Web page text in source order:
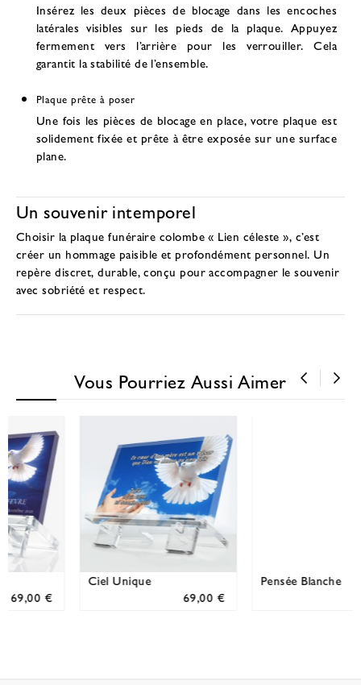
Insérez les deux pièces de blocage dans les encoches
latérales visibles sur les pieds de la plaque. Appuyez
fermement vers l’arrière pour les verrouiller. Cela
garantit la stabilité de l’ensemble.
Plaque prête à poser
Une fois les pièces de blocage en place, votre plaque est
solidement fixée et prête à être exposée sur une surface
plane.
Un souvenir intemporel
Choisir la plaque funéraire colombe« Lien céleste », c’est
créer un hommage paisible et profondément personnel. Un
repère discret, durable, conçu pour accompagner le souvenir
avec sobriété et respect.
Vous Pourriez Aussi Aimer
Pensée Blanche
Tracé de Lumière